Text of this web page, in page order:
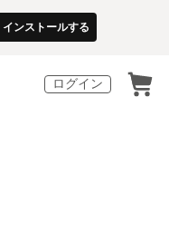
インストールする
ログイン